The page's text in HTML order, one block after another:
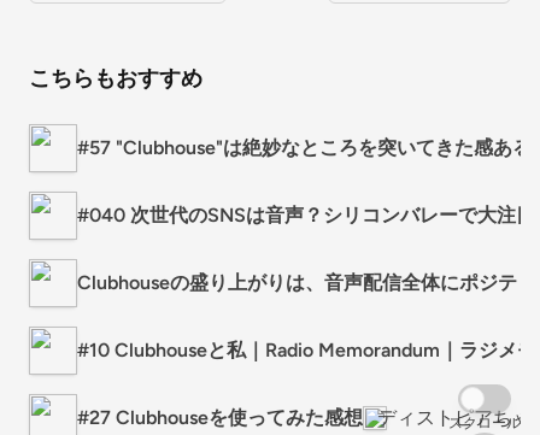
こちらもおすすめ
#57 "Clubhouse"は絶妙なところを突いてきた感ある
#040 次世代のSNSは音声？シリコンバレーで大注
Clubhouseの盛り上がりは、音声配信全体にポジテ
#10 Clubhouseと私｜Radio Memorandum｜ラジメモ
#27 Clubhouseを使ってみた感想 ディストピアちゃ
スクロール